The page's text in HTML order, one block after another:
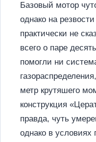
Базовый мотор
однако на
практически не
всего о паре
помогли ни
метр крутяшего
конструкция
правда, чуть
однако в условиях